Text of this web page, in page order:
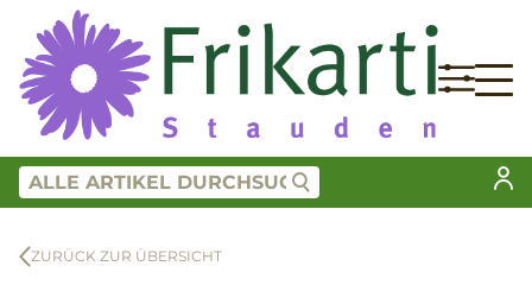
ZURÜCK ZUR ÜBERSICHT